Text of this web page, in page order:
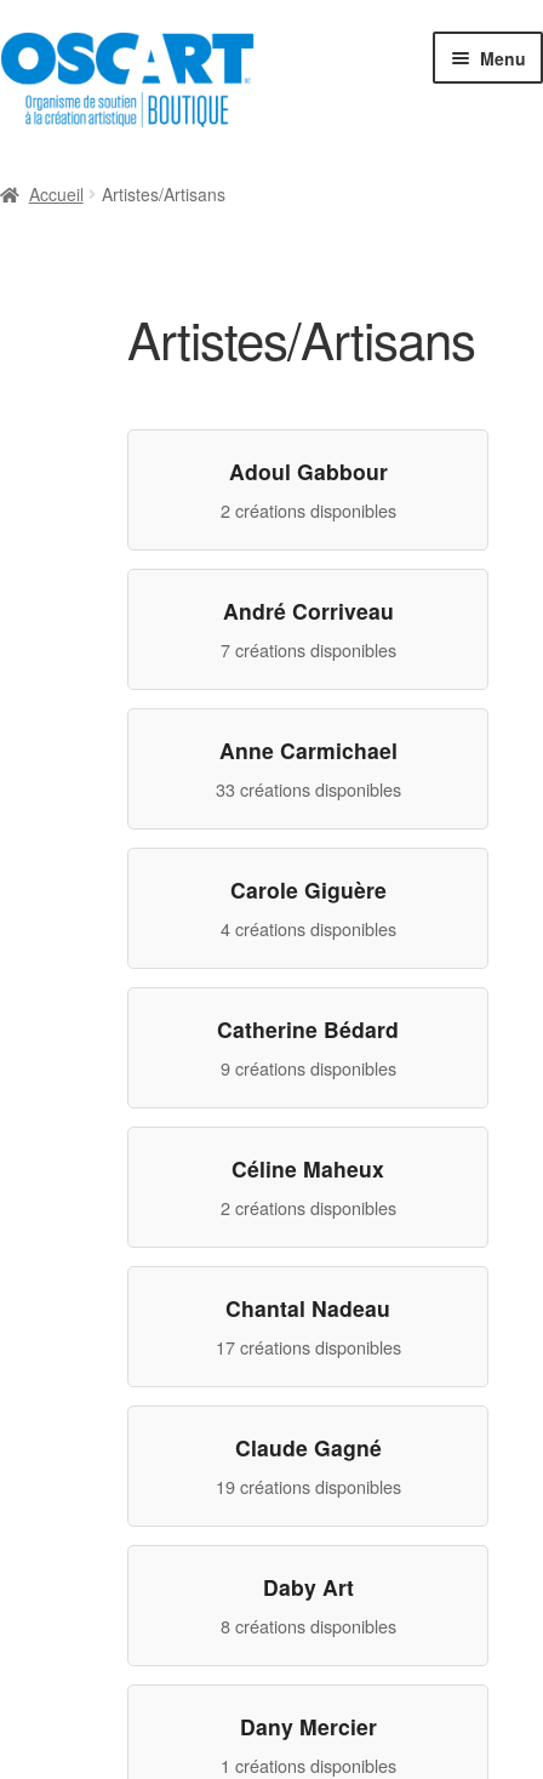
Aller
à
Aller
au
contenu
Menu
Cartes-cadeaux
Contactez-nous!
Accueil Artistes/Artisans
Artistes/Artisans
Adoul Gabbour
2 créations disponibles
André Corriveau
7 créations disponibles
Anne Carmichael
33 créations disponibles
Carole Giguère
4 créations disponibles
Catherine Bédard
9 créations disponibles
Céline Maheux
2 créations disponibles
Chantal Nadeau
17 créations disponibles
Claude Gagné
19 créations disponibles
Daby Art
8 créations disponibles
Dany Mercier
1 créations disponibles